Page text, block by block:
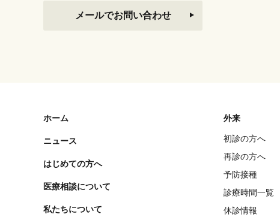
メールでお問い合わせ
ホーム
ニュース
はじめての方へ
医療相談について
私たちについて
外来
初診の方へ
再診の方へ
予防接種
診療時間一覧
休診情報